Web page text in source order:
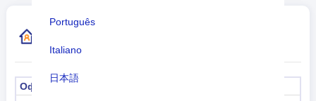
Português
Italiano
日本語
Дополнительная информация о коде
страны
Официальное название